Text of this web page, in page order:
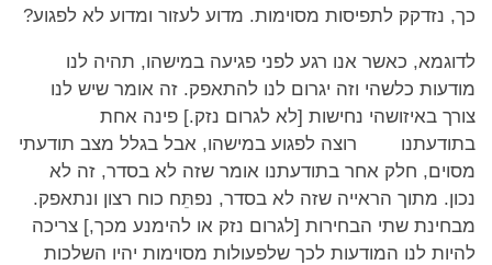
כך, נזדקק לתפיסות מסוימות. מדוע לעזור ומדוע לא לפגוע?
לדוגמא, כאשר אנו רגע לפני פגיעה במישהו, תהיה לנו
מודעות כלשהי וזה יגרום לנו להתאפק. זה אומר שיש לנו
צורך באיזושהי נחישות [לא לגרום נזק.] פינה אחת
בתודעתנו רוצה לפגוע במישהו, אבל בגלל מצב תודעתי
מסוים, חלק אחר בתודעתנו אומר שזה לא בסדר, זה לא
נכון. מתוך הראייה שזה לא בסדר, נפתֵּח כוח רצון ונתאפק.
מבחינת שתי הבחירות [לגרום נזק או להימנע מכך,] צריכה
להיות לנו המודעות לכך שלפעולות מסוימות יהיו השלכות